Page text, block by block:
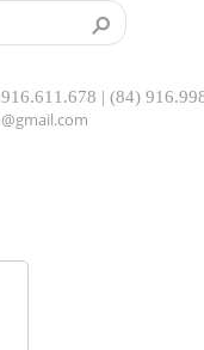
| (84)